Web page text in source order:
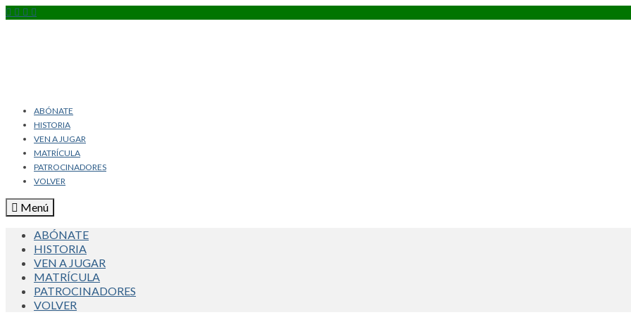
ABÓNATE
HISTORIA
VEN A JUGAR
MATRÍCULA
PATROCINADORES
VOLVER
Menú
ABÓNATE
HISTORIA
VEN A JUGAR
MATRÍCULA
PATROCINADORES
VOLVER